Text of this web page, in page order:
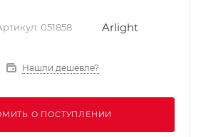
051858 Arlight
Нашли дешевле?
О ПОСТУПЛЕНИИ